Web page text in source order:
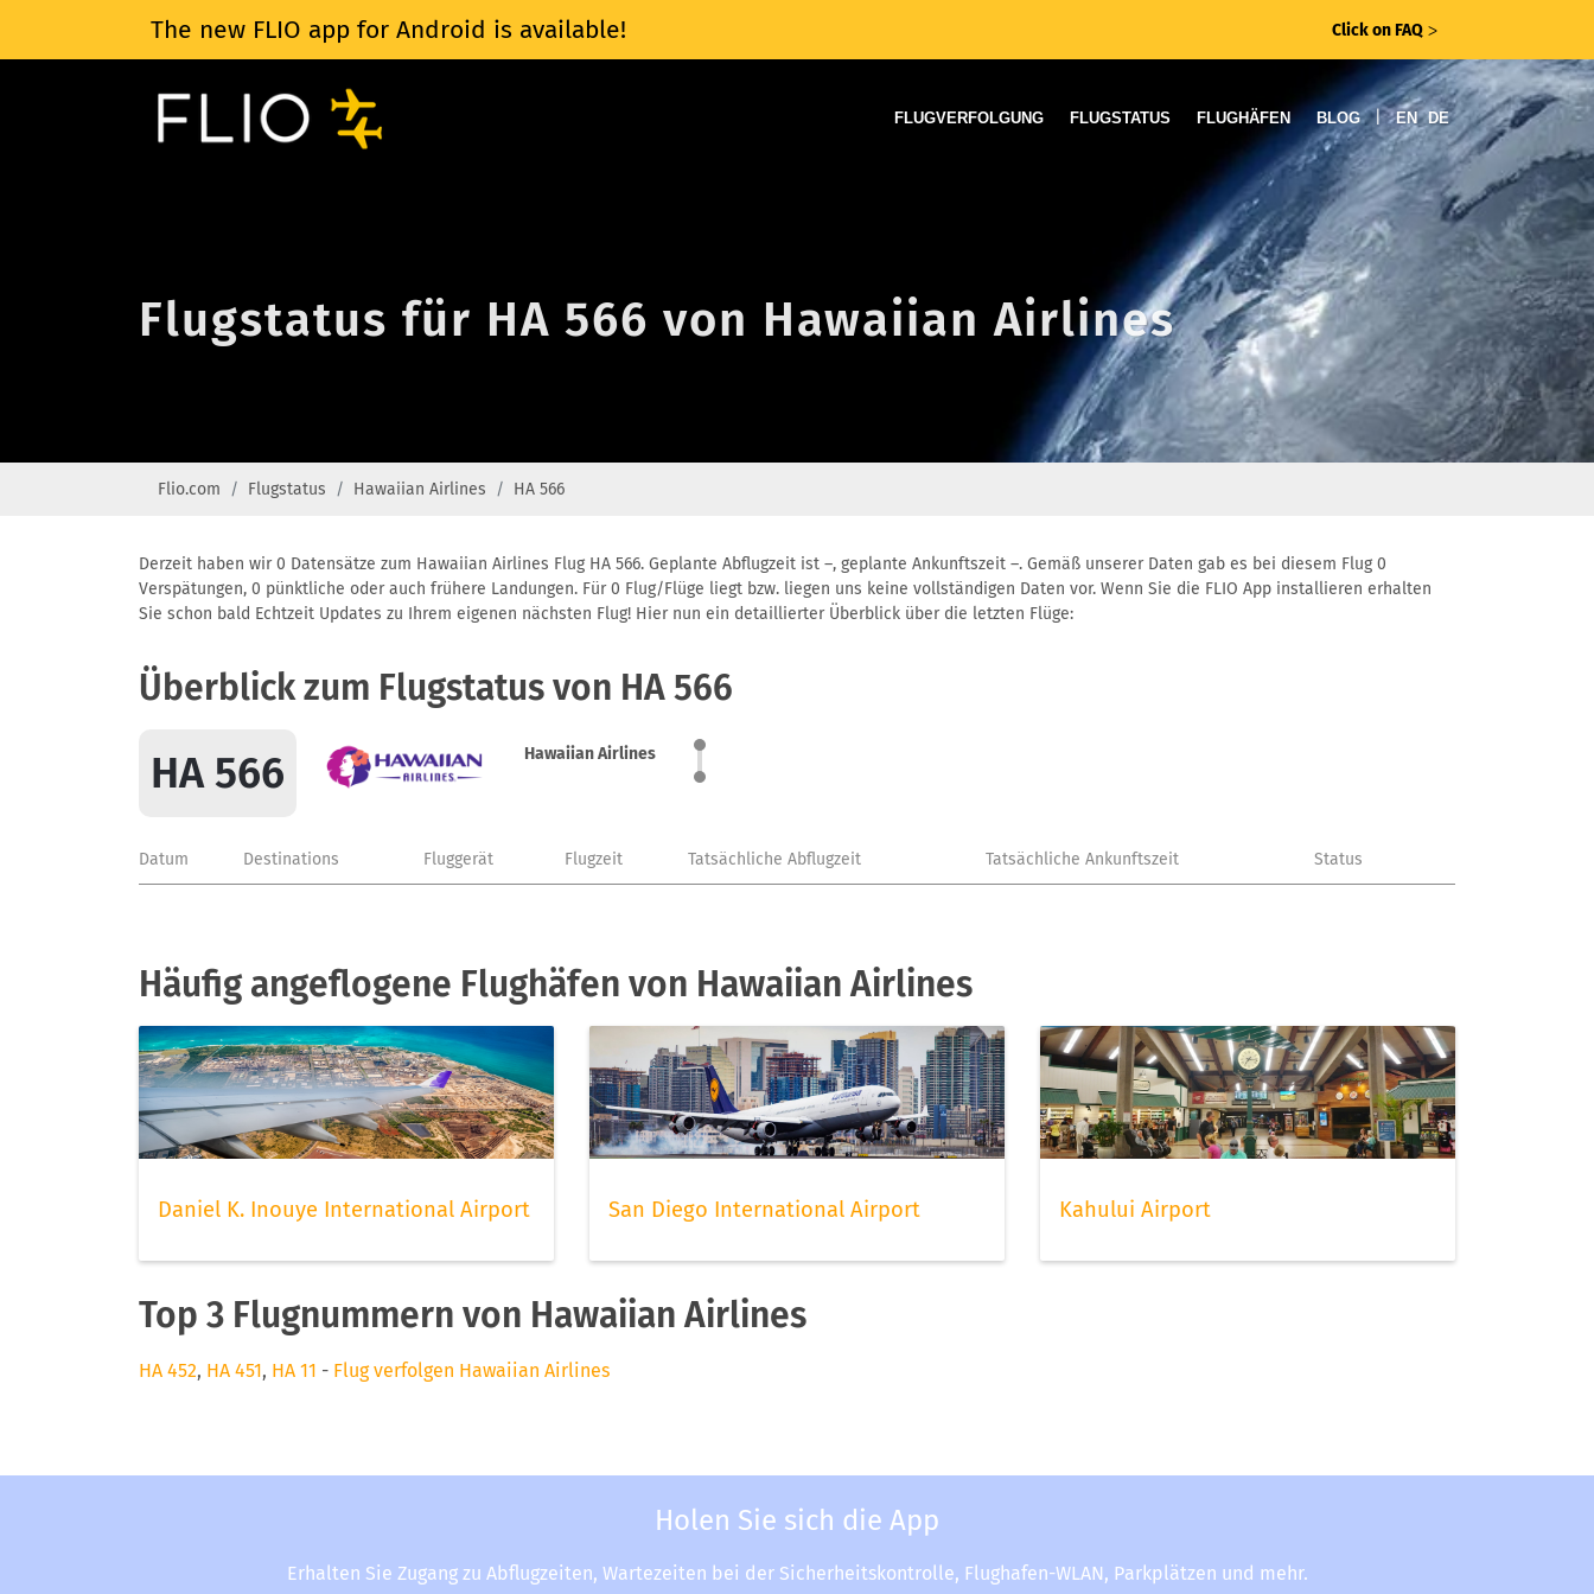
The new FLIO app for Android is available! Click on FAQ ᐳ
FLUGVERFOLGUNG FLUGSTATUS FLUGHÄFEN BLOG | EN DE
Flugstatus für HA 566 von Hawaiian Airlines
Flio.com Flugstatus Hawaiian Airlines HA 566
Derzeit haben wir 0 Datensätze zum Hawaiian Airlines Flug HA 566. Geplante Abflugzeit ist –, geplante Ankunftszeit –. Gemäß unserer Daten gab es bei diesem Flug 0
Verspätungen, 0 pünktliche oder auch frühere Landungen. Für 0 Flug/Flüge liegt bzw. liegen uns keine vollständigen Daten vor. Wenn Sie die FLIO App installieren erhalten
Sie schon bald Echtzeit Updates zu Ihrem eigenen nächsten Flug! Hier nun ein detaillierter Überblick über die letzten Flüge:
Überblick zum Flugstatus von HA 566
HA 566 Hawaiian Airlines
Datum Destinations Fluggerät Flugzeit Tatsächliche Abflugzeit Tatsächliche Ankunftszeit Status
Häufig angeflogene Flughäfen von Hawaiian Airlines
Daniel K. Inouye International Airport San Diego International Airport Kahului Airport
Top 3 Flugnummern von Hawaiian Airlines
HA 452, HA 451, HA 11 - Flug verfolgen Hawaiian Airlines
Holen Sie sich die App
Erhalten Sie Zugang zu Abflugzeiten, Wartezeiten bei der Sicherheitskontrolle, Flughafen-WLAN, Parkplätzen und mehr.